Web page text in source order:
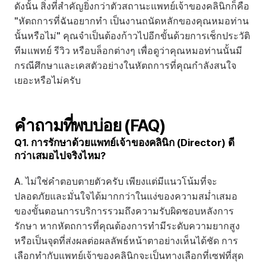
ดังนั้น สิ่งที่สำคัญยิ่งกว่าตัวสถานะแพทย์เจ้าของคลินิกก็คือ
"หัตถการที่ฉันอยากทำ เป็นงานถนัดหลักของคุณหมอท่าน
นั้นหรือไม่" คุณจำเป็นต้องก้าวไปอีกขั้นด้วยการเช็กประวัติ
ทีมแพทย์ รีวิว หรือบล็อกต่างๆ เพื่อดูว่าคุณหมอท่านนั้นมี
กรณีศึกษาและเคสตัวอย่างในหัตถการที่คุณกำลังสนใจ
เยอะหรือไม่ครับ
คำถามที่พบบ่อย (FAQ)
Q1. การรักษาด้วยแพทย์เจ้าของคลินิก (Director) ดี
กว่าเสมอไปจริงไหม?
A. ไม่ใช่คำตอบตายตัวครับ เพียงแต่มีแนวโน้มที่จะ
ปลอดภัยและมั่นใจได้มากกว่าในแง่ของความสม่ำเสมอ
ของขั้นตอนการบริการรวมถึงความรับผิดชอบหลังการ
รักษา หากหัตถการที่คุณต้องการทำมีระดับความยากสูง
หรือเป็นจุดที่ส่งผลต่อผลลัพธ์หน้าตาอย่างเห็นได้ชัด การ
เลือกทำกับแพทย์เจ้าของคลินิกจะเป็นทางเลือกที่เซฟที่สุด